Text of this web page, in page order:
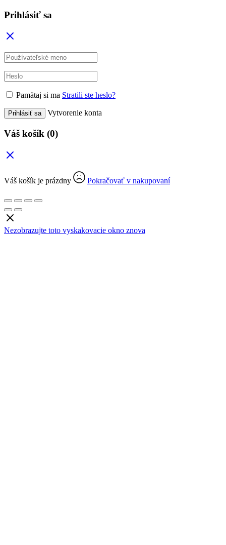
Prihlásiť sa
Pamätaj si ma Stratili ste heslo?
Prihlásiť sa Vytvorenie konta
Váš košík (0)
Váš košík je prázdny Pokračovať v nakupovaní
Nezobrazujte toto vyskakovacie okno znova